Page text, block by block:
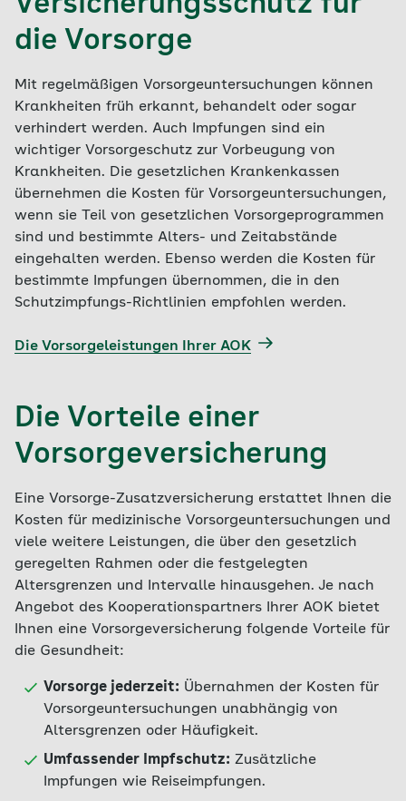
die Vorsorge
Mit regelmäßigen Vorsorgeuntersuchungen können
Krankheiten früh erkannt, behandelt oder sogar
verhindert werden. Auch Impfungen sind ein
wichtiger Vorsorgeschutz zur Vorbeugung von
Krankheiten. Die gesetzlichen Krankenkassen
übernehmen die Kosten für Vorsorgeuntersuchungen,
wenn sie Teil von gesetzlichen Vorsorgeprogrammen
sind und bestimmte Alters- und Zeitabstände
eingehalten werden. Ebenso werden die Kosten für
bestimmte Impfungen übernommen, die in den
Schutzimpfungs-Richtlinien empfohlen werden.
Die Vorsorgeleistungen Ihrer AOK
Die Vorteile einer
Vorsorgeversicherung
Eine Vorsorge-Zusatzversicherung erstattet Ihnen die
Kosten für medizinische Vorsorgeuntersuchungen und
viele weitere Leistungen, die über den gesetzlich
geregelten Rahmen oder die festgelegten
Altersgrenzen und Intervalle hinausgehen. Je nach
Angebot des Kooperationspartners Ihrer AOK bietet
Ihnen eine Vorsorgeversicherung folgende Vorteile für
die Gesundheit:
Vorsorge jederzeit: Übernahmen der Kosten für
Vorsorgeuntersuchungen unabhängig von
Altersgrenzen oder Häufigkeit.
Umfassender Impfschutz: Zusätzliche
Impfungen wie Reiseimpfungen.